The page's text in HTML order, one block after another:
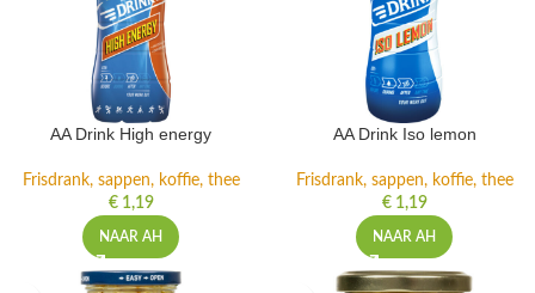
AA Drink High energy
Frisdrank, sappen, koffie, thee
€1,19
NAAR AH
AA Drink Iso lemon
Frisdrank, sappen, koffie, thee
€1,19
NAAR AH